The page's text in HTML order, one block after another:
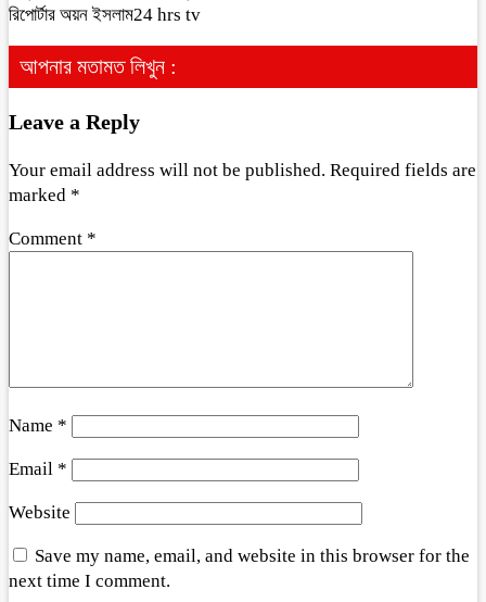
রিপোর্টার অয়ন ইসলাম24 hrs tv
আপনার মতামত লিখুন :
Leave a Reply
Your email address will not be published. Required fields are
marked *
Comment *
Name *
Email *
Website
Save my name, email, and website in this browser for the
next time I comment.